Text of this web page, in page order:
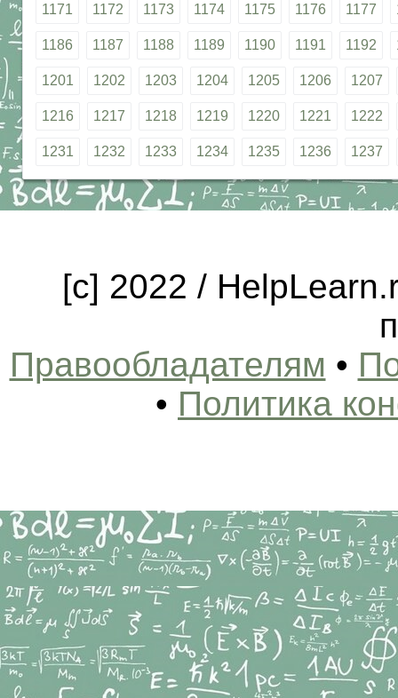
1171 1172 1173 1174 1175 1176 1177
1186 1187 1188 1189 1190 1191 1192
1201 1202 1203 1204 1205 1206 1207
1216 1217 1218 1219 1220 1221 1222
1231 1232 1233 1234 1235 1236 1237
[c] 2022 /
Правообладателям •
• Политика